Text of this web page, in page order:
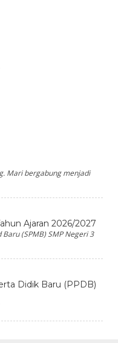
Mari bergabung menjadi
Ajaran 2026/2027
(SPMB) SMP Negeri 3
Didik Baru (PPDB)